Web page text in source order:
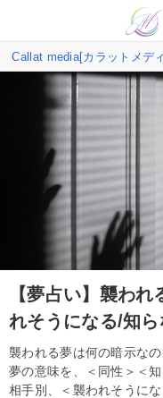
Callat media[カラットメデ
【夢占い】襲わ
れそうになる/知
襲われる夢は何の暗示な
夢の意味を、＜同性＞＜
相手別、＜襲われそうに